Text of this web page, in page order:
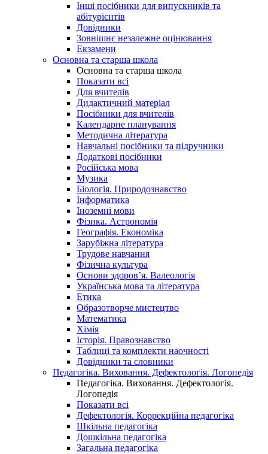
Інші посібники для випускників та
абітурієнтів
Довідники
Зовнішнє незалежне оцінювання
Екзамени
Основна та старша школа
Основна та старша школа
Показати всі
Для вчителів
Дидактичний матеріал
Посібники для вчителів
Календарне планування
Методична література
Навчальні посібники та підручники
Додаткові посібники
Російська мова
Музика
Біологія. Природознавство
Інформатика
Іноземні мови
Фізика. Астрономія
Географія. Економіка
Зарубіжна література
Трудове навчання
Фізична культура
Основи здоров’я. Валеологія
Українська мова та література
Етика
Образотворче мистецтво
Математика
Хімія
Історія. Правознавство
Таблиці та комплекти наочності
Довідники та словники
Педагогіка. Виховання. Дефектологія. Логопедія
Педагогіка. Виховання. Дефектологія.
Логопедія
Показати всі
Дефектологія. Коррекційна педагогіка
Шкільна педагогіка
Дошкільна педагогіка
Загальна педагогіка